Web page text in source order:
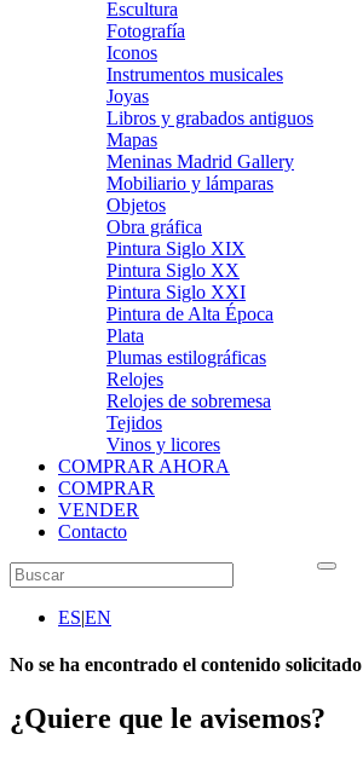
Escultura
Fotografía
Iconos
Instrumentos musicales
Joyas
Libros y grabados antiguos
Mapas
Meninas Madrid Gallery
Mobiliario y lámparas
Objetos
Obra gráfica
Pintura Siglo XIX
Pintura Siglo XX
Pintura Siglo XXI
Pintura de Alta Época
Plata
Plumas estilográficas
Relojes
Relojes de sobremesa
Tejidos
Vinos y licores
COMPRAR AHORA
COMPRAR
VENDER
Contacto
ES|EN
No se ha encontrado el contenido solicitado
¿Quiere que le avisemos?